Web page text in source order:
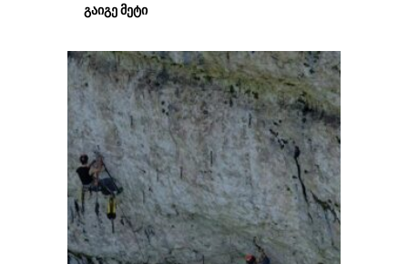
ᲒᲐᲘᲒᲔ ᲛᲔᲢᲘ